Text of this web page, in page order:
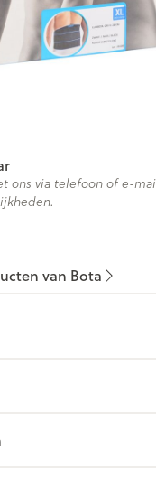
ons via telefoon of e-
van Bota